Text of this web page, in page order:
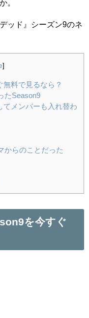
。
ッド』シーズン9のネ
]
無料で見るなら？
たSeason9
てメンバーも入れ替わ
からのことだった
を今すぐ